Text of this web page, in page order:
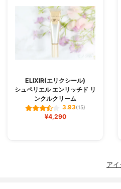
ELIXIR(エリクシール)
シュペリエル エンリッチド リ
ンクルクリーム
3.93(15)
¥4,290
ア